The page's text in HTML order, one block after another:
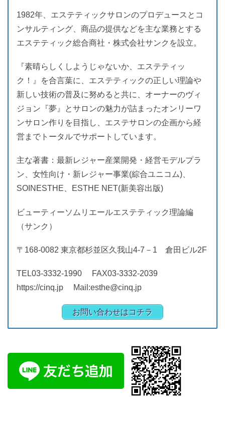
1982年、エステティックサロンのプロデュースとコ
ンサルティング、商品の提供などを主な業務とする
エステティック総合商社・株式会社サンクを設立。
『素晴らしくしようじゃないか、エステティッ
ク！』を合言葉に、エステティックの正しい理論や
新しい技術の普及に努めると共に、オーナーのヴィ
ジョン『夢』とサロンの魅力が詰まったオンリーワ
ンサロン作りを目指し、エステサロンの企画から経
営までトータルでサポートしています。
主な著書：最新レジャー産業開発・経営モデルプラ
ン、女性向け・新レジャー事業(綜合ユニコム)、
SOINESTHE、ESTHE NET(新美容出版)
ビューティーソムリエールエステティック理論編
（サンク）
〒168-0082 東京都杉並区久我山4-7－1 倉田ビル2F
TEL03-3332-1990 FAX03-3332-2039
https://cinq.jp Mail:esthe@cinq.jp
お問い合わせはコチラ